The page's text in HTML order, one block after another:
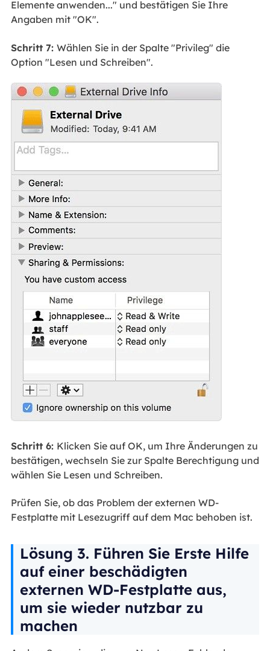
Elemente anwenden..." und bestätigen Sie Ihre
Angaben mit "OK".
Schritt 7: Wählen Sie in der Spalte "Privileg" die
Option "Lesen und Schreiben".
Schritt 6: Klicken Sie auf OK, um Ihre Änderungen zu
bestätigen, wechseln Sie zur Spalte Berechtigung und
wählen Sie Lesen und Schreiben.
Prüfen Sie, ob das Problem der externen WD-
Festplatte mit Lesezugriff auf dem Mac behoben ist.
Lösung 3. Führen Sie Erste Hilfe
auf einer beschädigten
externen WD-Festplatte aus,
um sie wieder nutzbar zu
machen